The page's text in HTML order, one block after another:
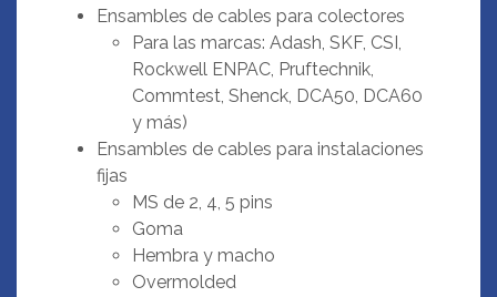
Ensambles de cables para colectores
Para las marcas: Adash, SKF, CSI,
Rockwell ENPAC, Pruftechnik,
Commtest, Shenck, DCA50, DCA60
y más)
Ensambles de cables para instalaciones
fijas
MS de 2, 4, 5 pins
Goma
Hembra y macho
Overmolded